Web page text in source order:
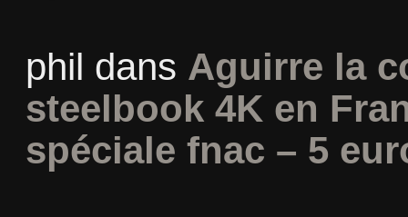
phil dans Aguirre la
steelbook 4K en
spéciale fnac – 5